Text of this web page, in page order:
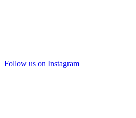
Follow us on Instagram